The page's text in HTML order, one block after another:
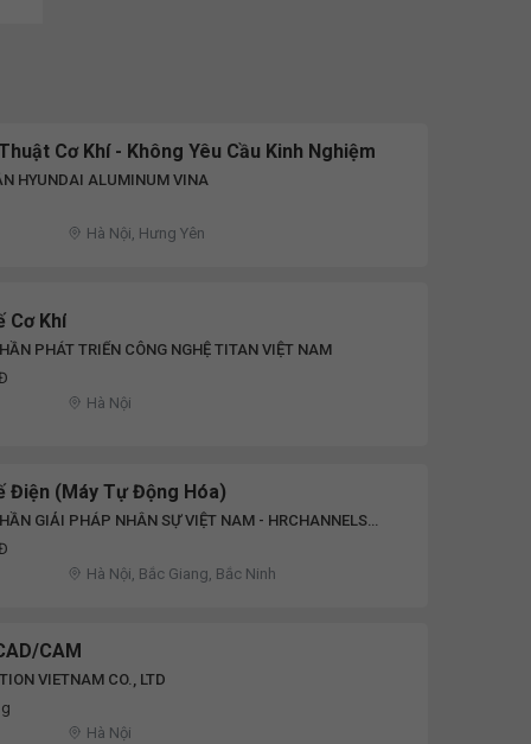
Cơ Khí - Không Yêu Cầu Kinh Nghiệm
HYUNDAI ALUMINUM VINA
Hà Nội, Hưng Yên
Cơ Khí
PHÁT TRIỂN CÔNG NGHỆ TITAN VIỆT NAM
Hà Nội
Điện (Máy Tự Động Hóa)
GIẢI PHÁP NHÂN SỰ VIỆT NAM - HRCHANNELS
Hà Nội, Bắc Giang, Bắc Ninh
CAM
VIETNAM CO., LTD
Hà Nội